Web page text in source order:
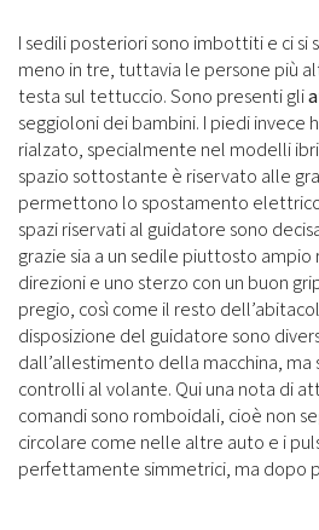
I sedili posteriori sono imbottiti e ci si
meno in tre, tuttavia le persone più
testa sul tettuccio. Sono presenti gli
seggioloni dei bambini. I piedi invece
rialzato, specialmente nel modelli
spazio sottostante è riservato alle
permettono lo spostamento
spazi riservati al guidatore sono
grazie sia a un sedile piuttosto
direzioni e uno sterzo con un buon
pregio, così come il resto
disposizione del guidatore sono
dall’allestimento della macchina,
controlli al volante. Qui una nota di
comandi sono romboidali, cioè non
circolare come nelle altre auto e i
perfettamente simmetrici, ma dopo